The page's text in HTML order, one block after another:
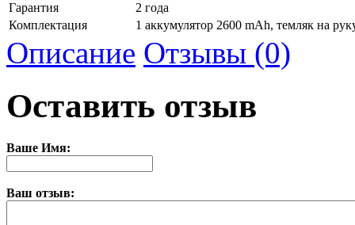
Гарантия
2 года
Комплектация
1 аккумулятор 2600 mAh, темляк на
Описание Отзывы (0)
Оставить отзыв
Ваше Имя:
Ваш отзыв: